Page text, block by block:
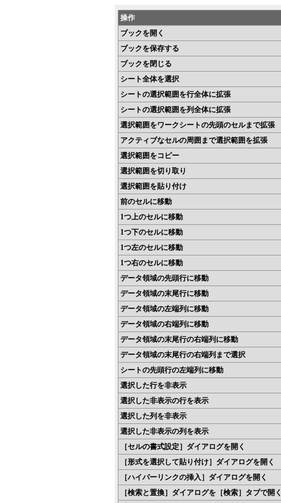
操作
ブックを開く
ブックを保存する
ブックを閉じる
シート全体を選択
シートの選択範囲を行全体に拡張
シートの選択範囲を列全体に拡張
選択範囲をワークシートの先頭のセルまで拡張
アクティブなセルの周囲まで選択範囲を拡張
選択範囲をコピー
選択範囲を切り取り
選択範囲を貼り付け
前のセルに移動
1つ上のセルに移動
1つ下のセルに移動
1つ左のセルに移動
1つ右のセルに移動
データ領域の先頭行に移動
データ領域の末尾行に移動
データ領域の左端列に移動
データ領域の右端列に移動
データ領域の末尾行の右端列に移動
データ領域の末尾行の右端列まで選択
シートの先頭行の左端列に移動
選択した行を非表示
選択した非表示の行を表示
選択した列を非表示
選択した非表示の列を表示
［セルの書式設定］ダイアログを開く
［形式を選択して貼り付け］ダイアログを開く
［ハイパーリンクの挿入］ダイアログを開く
［検索と置換］ダイアログを［検索］タブで開く